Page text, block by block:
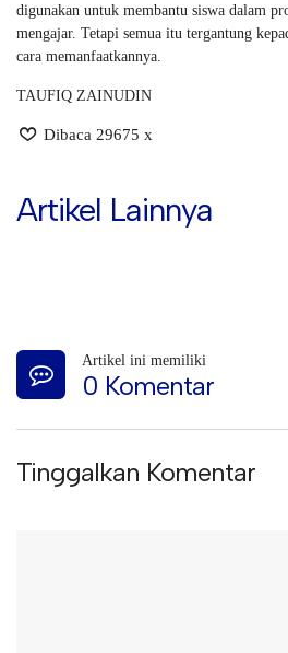
digunakan untuk membantu siswa dalam
mengajar. Tetapi semua itu tergantung
cara memanfaatkannya.
TAUFIQ ZAINUDIN
Dibaca 29675 x
Artikel Lainnya
Artikel ini memiliki
0 Komentar
Tinggalkan Komentar